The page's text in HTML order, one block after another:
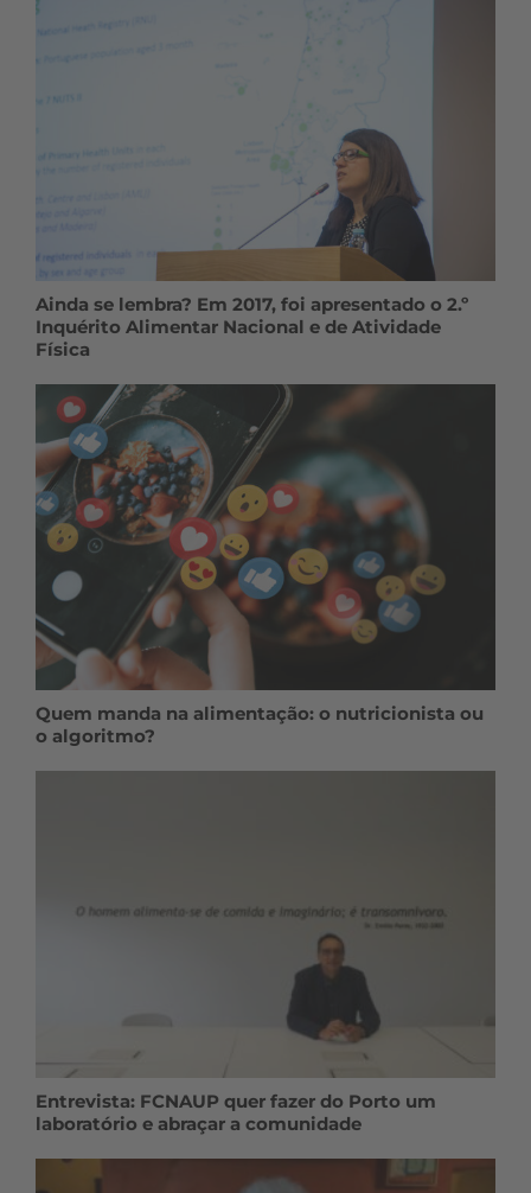
Ainda se lembra? Em 2017, foi apresentado o 2.º
Inquérito Alimentar Nacional e de Atividade
Física
Quem manda na alimentação: o nutricionista ou
o algoritmo?
Entrevista: FCNAUP quer fazer do Porto um
laboratório e abraçar a comunidade